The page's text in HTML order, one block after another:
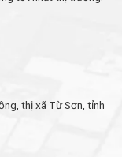
thị xã Từ Sơn, tỉnh